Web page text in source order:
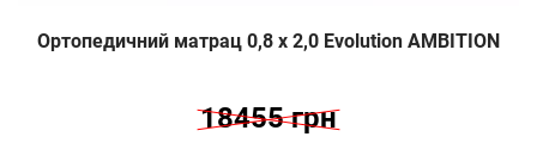
Ортопедичний матрац 0,8 х 2,0 Evolution AMBITION
18455 грн